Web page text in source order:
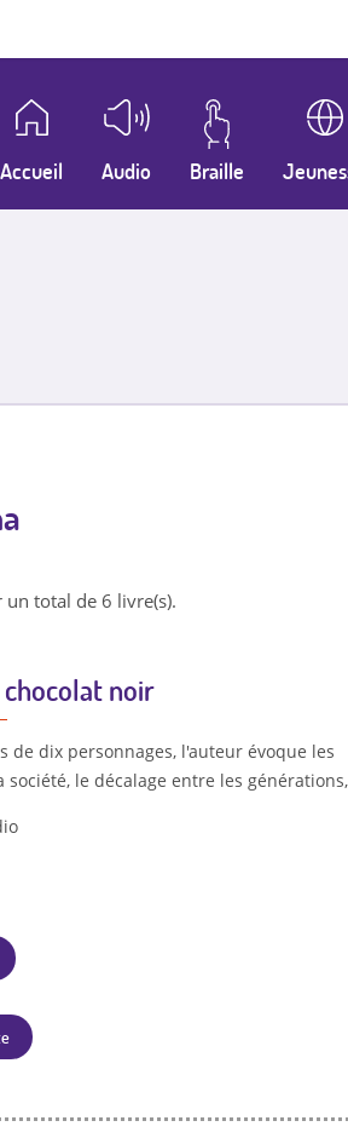
Accueil Audio Braille
un total de 6 livre(s).
noir
de dix personnages, l'auteur évoque les
le décalage entre les